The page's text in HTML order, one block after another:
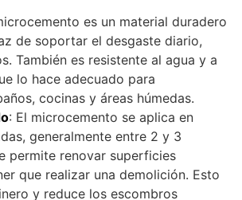
es un material duradero
de soportar el desgaste diario,
También es resistente al agua y a
lo hace adecuado para
cocinas y áreas húmedas.
: El microcemento se aplica en
generalmente entre 2 y 3
permite renovar superficies
que realizar una demolición. Esto
y reduce los escombros